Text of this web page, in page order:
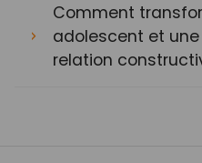
Comment
adolescent et
relation